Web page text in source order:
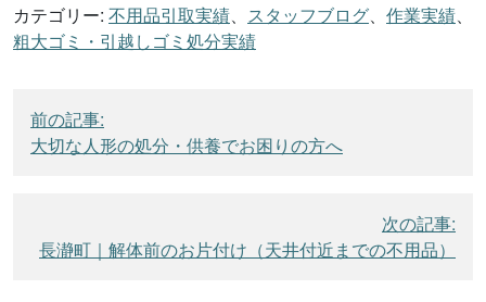
カテゴリー: 不用品引取実績、 スタッフブログ、 作業実績、
粗大ゴミ・引越しゴミ処分実績
投
稿
前の記事:
大切な人形の処分・供養でお困りの方へ
次の記事:
長瀞町｜解体前のお片付け（天井付近までの不用品）